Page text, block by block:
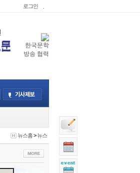
로그인
한국문학
방송 협력
뉴스홈>뉴스